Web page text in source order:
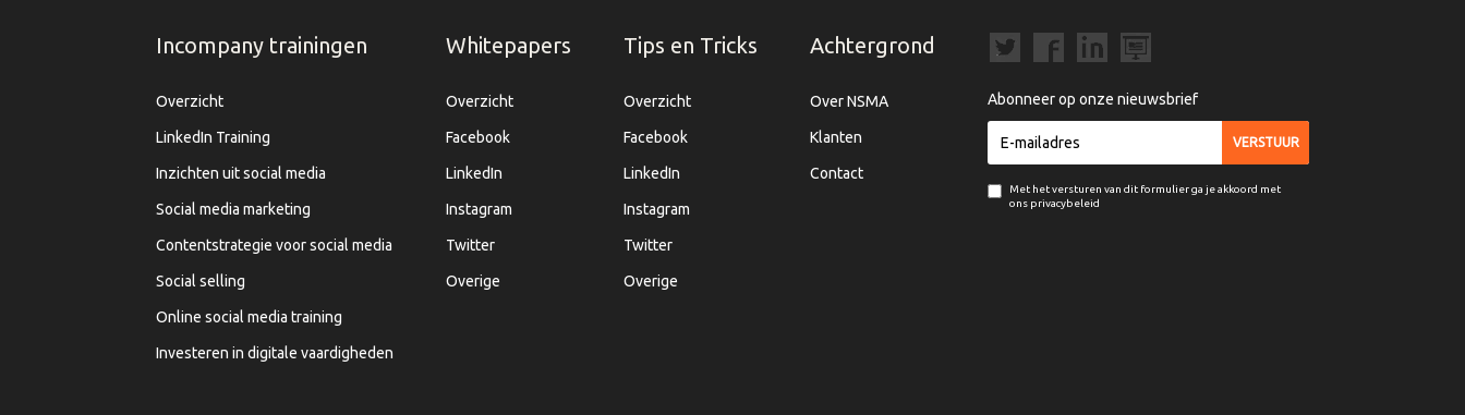
Incompany trainingen
Overzicht
LinkedIn Training
Inzichten uit social media
Social media marketing
Contentstrategie voor social media
Social selling
Online social media training
Investeren in digitale vaardigheden
Whitepapers
Overzicht
Facebook
LinkedIn
Instagram
Twitter
Overige
Tips en Tricks
Overzicht
Facebook
LinkedIn
Instagram
Twitter
Overige
Achtergrond
Over NSMA
Klanten
Contact
Abonneer op onze nieuwsbrief
Met het versturen van dit formulier ga je akkoord met
ons privacybeleid